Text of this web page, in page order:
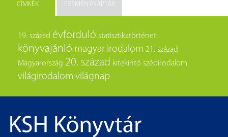
CÍMKÉK ESEMÉNYNAPTÁR
19. század évforduló statisztikatörténet
könyvajánló magyar irodalom 21. század
Magyarország 20. század kitekintő szépirodalom
világirodalom világnap